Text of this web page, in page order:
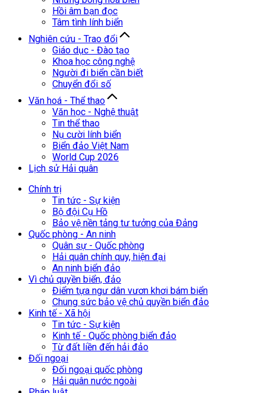
Hồi âm bạn đọc
Tâm tình lính biển
Nghiên cứu - Trao đổi
Giáo dục - Đào tạo
Khoa học công nghệ
Người đi biển cần biết
Chuyển đổi số
Văn hoá - Thể thao
Văn học - Nghệ thuật
Tin thể thao
Nụ cười lính biển
Biển đảo Việt Nam
World Cup 2026
Lịch sử Hải quân
Chính trị
Tin tức - Sự kiện
Bộ đội Cụ Hồ
Bảo vệ nền tảng tư tưởng của Đảng
Quốc phòng - An ninh
Quân sự - Quốc phòng
Hải quân chính quy, hiện đại
An ninh biển đảo
Vì chủ quyền biển, đảo
Điểm tựa ngư dân vươn khơi bám biển
Chung sức bảo vệ chủ quyền biển đảo
Kinh tế - Xã hội
Tin tức - Sự kiện
Kinh tế - Quốc phòng biển đảo
Từ đất liền đến hải đảo
Đối ngoại
Đối ngoại quốc phòng
Hải quân nước ngoài